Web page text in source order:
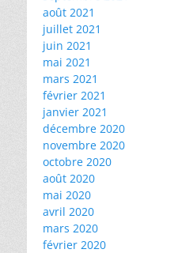
août 2021
juillet 2021
juin 2021
mai 2021
mars 2021
février 2021
janvier 2021
décembre 2020
novembre 2020
octobre 2020
août 2020
mai 2020
avril 2020
mars 2020
février 2020